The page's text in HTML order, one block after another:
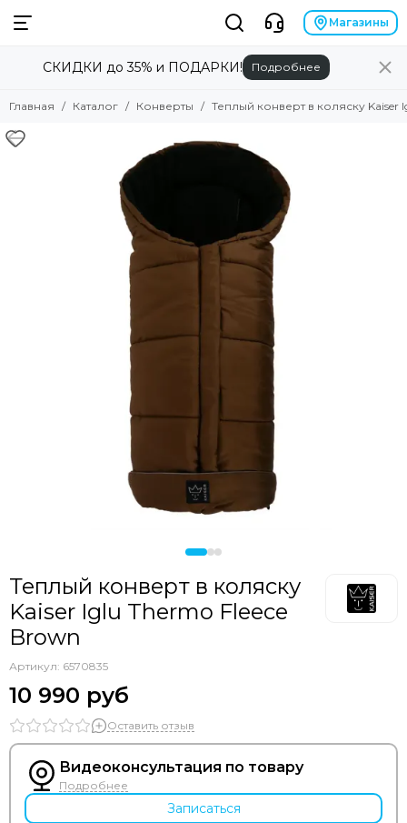
Магазины
СКИДКИ до 35% и ПОДАРКИ! Подробнее
Главная Каталог Конверты Теплый конверт в коляску Kaiser
Теплый конверт в коляску
Kaiser Iglu Thermo Fleece
Brown
Артикул: 6570835
10 990 руб
Оставить отзыв
Видеоконсультация по товару
Подробнее
Записаться